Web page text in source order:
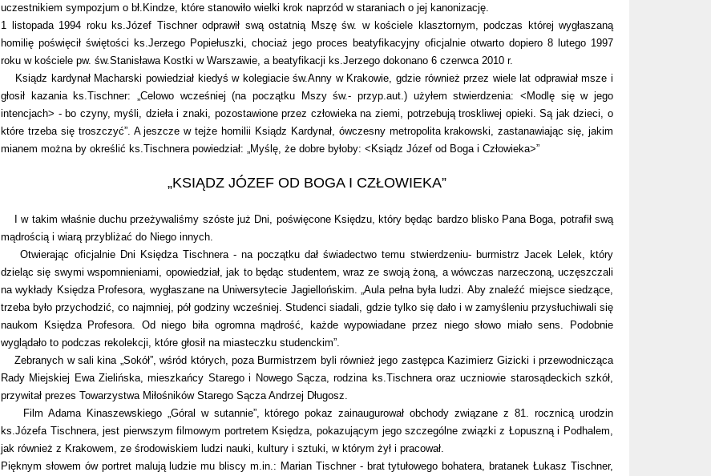
uczestnikiem sympozjum o bł.Kindze, które stanowiło wielki krok naprzód w staraniach o jej kanonizację.
1 listopada 1994 roku ks.Józef Tischner odprawił swą ostatnią Mszę św. w kościele klasztornym, podczas której wygłaszaną
homilię poświęcił świętości ks.Jerzego Popiełuszki, chociaż jego proces beatyfikacyjny oficjalnie otwarto dopiero 8 lutego 1997
roku w kościele pw. św.Stanisława Kostki w Warszawie, a beatyfikacji ks.Jerzego dokonano 6 czerwca 2010 r.
Ksiądz kardynał Macharski powiedział kiedyś w kolegiacie św.Anny w Krakowie, gdzie również przez wiele lat odprawiał msze i
głosił kazania ks.Tischner: „Celowo wcześniej (na początku Mszy św.- przyp.aut.) użyłem stwierdzenia: <Modlę się w jego
intencjach> - bo czyny, myśli, dzieła i znaki, pozostawione przez człowieka na ziemi, potrzebują troskliwej opieki. Są jak dzieci, o
które trzeba się troszczyć”. A jeszcze w tejże homilii Ksiądz Kardynał, ówczesny metropolita krakowski, zastanawiając się, jakim
mianem można by określić ks.Tischnera powiedział: „Myślę, że dobre byłoby: <Ksiądz Józef od Boga i Człowieka>”
„KSIĄDZ JÓZEF OD BOGA I CZŁOWIEKA”
I w takim właśnie duchu przeżywaliśmy szóste już Dni, poświęcone Księdzu, który będąc bardzo blisko Pana Boga, potrafił swą
mądrością i wiarą przybliżać do Niego innych.
Otwierając oficjalnie Dni Księdza Tischnera - na początku dał świadectwo temu stwierdzeniu- burmistrz Jacek Lelek, który
dzieląc się swymi wspomnieniami, opowiedział, jak to będąc studentem, wraz ze swoją żoną, a wówczas narzeczoną, uczęszczali
na wykłady Księdza Profesora, wygłaszane na Uniwersytecie Jagiellońskim. „Aula pełna była ludzi. Aby znaleźć miejsce siedzące,
trzeba było przychodzić, co najmniej, pół godziny wcześniej. Studenci siadali, gdzie tylko się dało i w zamyśleniu przysłuchiwali się
naukom Księdza Profesora. Od niego biła ogromna mądrość, każde wypowiadane przez niego słowo miało sens. Podobnie
wyglądało to podczas rekolekcji, które głosił na miasteczku studenckim”.
Zebranych w sali kina „Sokół”, wśród których, poza Burmistrzem byli również jego zastępca Kazimierz Gizicki i przewodnicząca
Rady Miejskiej Ewa Zielińska, mieszkańcy Starego i Nowego Sącza, rodzina ks.Tischnera oraz uczniowie starosądeckich szkół,
przywitał prezes Towarzystwa Miłośników Starego Sącza Andrzej Długosz.
Film Adama Kinaszewskiego „Góral w sutannie”, którego pokaz zainaugurował obchody związane z 81. rocznicą urodzin
ks.Józefa Tischnera, jest pierwszym filmowym portretem Księdza, pokazującym jego szczególne związki z Łopuszną i Podhalem,
jak również z Krakowem, ze środowiskiem ludzi nauki, kultury i sztuki, w którym żył i pracował.
Pięknym słowem ów portret malują ludzie mu bliscy m.in.: Marian Tischner - brat tytułowego bohatera, bratanek Łukasz Tischner,